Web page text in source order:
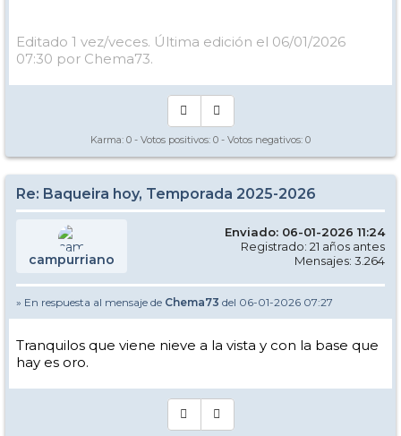
Editado 1 vez/veces. Última edición el 06/01/2026
07:30 por Chema73.
Karma: 0 - Votos positivos: 0 - Votos negativos: 0
Re: Baqueira hoy, Temporada 2025-2026
campurriano
Enviado: 06-01-2026 11:24
Registrado: 21 años antes
Mensajes: 3.264
» En respuesta al mensaje de Chema73 del 06-01-2026 07:27
Tranquilos que viene nieve a la vista y con la base que
hay es oro.